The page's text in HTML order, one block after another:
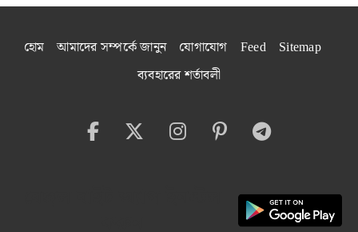
হোম আমাদের সম্পর্কে জানুন যোগাযোগ Feed
Sitemap
ব্যবহারের শর্তাবলী